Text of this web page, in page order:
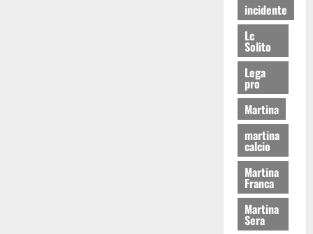
incidente
Lc
Solito
Lega
pro
Martina
martina
calcio
Martina
Franca
Martina
Sera